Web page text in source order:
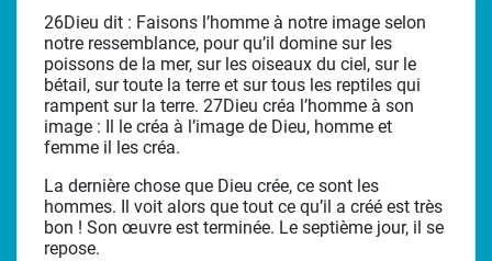
26Dieu dit : Faisons l’homme à notre image selon
notre ressemblance, pour qu’il domine sur les
poissons de la mer, sur les oiseaux du ciel, sur le
bétail, sur toute la terre et sur tous les reptiles qui
rampent sur la terre. 27Dieu créa l’homme à son
image : Il le créa à l’image de Dieu, homme et
femme il les créa.
La dernière chose que Dieu crée, ce sont les
hommes. Il voit alors que tout ce qu’il a créé est très
bon ! Son œuvre est terminée. Le septième jour, il se
repose.